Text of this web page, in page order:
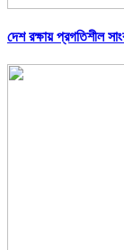
দেশ রক্ষায় প্রগতিশীল